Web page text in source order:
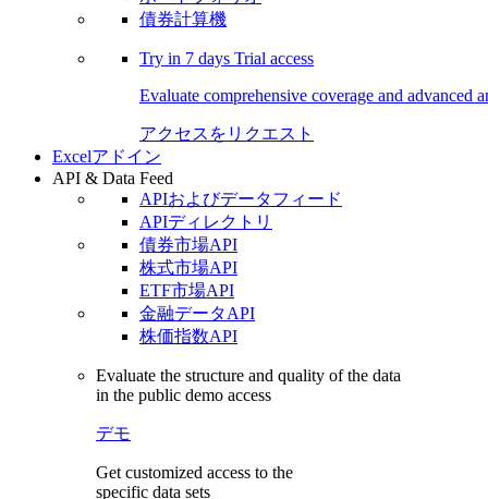
債券計算機
Try in 7 days Trial access
Evaluate comprehensive coverage and advanced
アクセスをリクエスト
Excelアドイン
API & Data Feed
APIおよびデータフィード
APIディレクトリ
債券市場API
株式市場API
ETF市場API
金融データAPI
株価指数API
Evaluate the structure and quality of the data
in the public demo access
デモ
Get customized access to the
specific data sets